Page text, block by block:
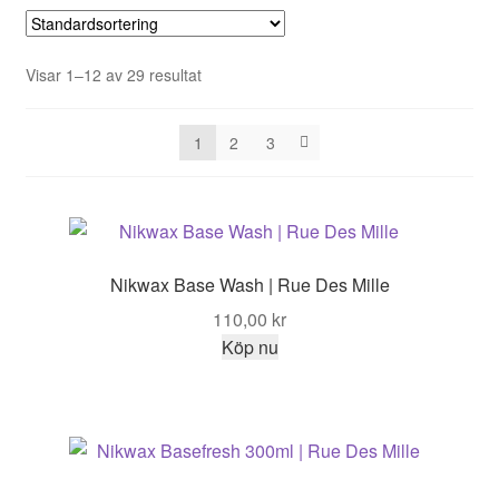
Visar 1–12 av 29 resultat
1 2 3
Nikwax Base Wash | Rue Des Mille
110,00 kr
Köp nu